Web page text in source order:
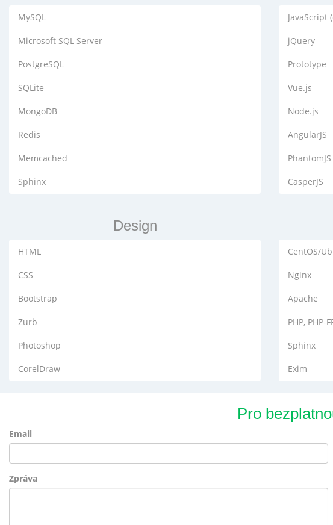
MySQL
Microsoft SQL Server
PostgreSQL
SQLite
MongoDB
Redis
Memcached
Sphinx
JavaScript
jQuery
Prototype
Vue.js
Node.js
AngularJS
PhantomJS
CasperJS
Design
HTML
CSS
Bootstrap
Zurb
Photoshop
CorelDraw
CentOS/
Nginx
Apache
PHP, PHP-
Sphinx
Exim
Pro
Email
Zpráva